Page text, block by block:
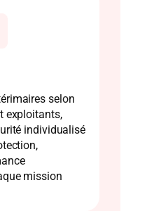
selon
exploitants,
individualisé
mission